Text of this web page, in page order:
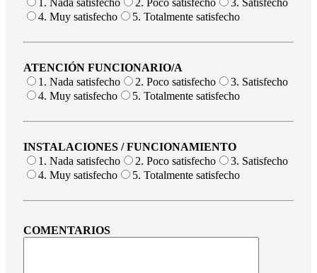
4. Muy satisfecho
5. Totalmente satisfecho
ATENCIÓN FUNCIONARIO/A
1. Nada satisfecho
2. Poco satisfecho
3. Satisfecho
4. Muy satisfecho
5. Totalmente satisfecho
INSTALACIONES / FUNCIONAMIENTO
1. Nada satisfecho
2. Poco satisfecho
3. Satisfecho
4. Muy satisfecho
5. Totalmente satisfecho
COMENTARIOS